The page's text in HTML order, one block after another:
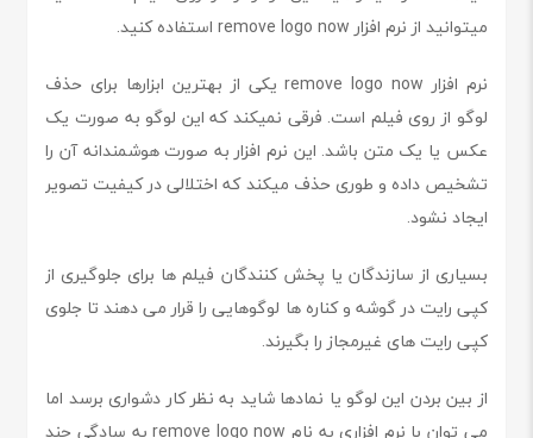
میتوانید از نرم افزار remove logo now استفاده کنید.
نرم افزار remove logo now یکی از بهترین ابزارها برای حذف
لوگو از روی فیلم است. فرقی نمیکند که این لوگو به صورت یک
عکس یا یک متن باشد. این نرم افزار به صورت هوشمندانه آن را
تشخیص داده و طوری حذف میکند که اختلالی در کیفیت تصویر
ایجاد نشود.
بسیاری از سازندگان یا پخش کنندگان فیلم ها برای جلوگیری از
کپی رایت در گوشه و کناره ها لوگوهایی را قرار می دهند تا جلوی
کپی رایت های غیرمجاز را بگیرند.
از بین بردن این لوگو یا نمادها شاید به نظر کار دشواری برسد اما
می توان با نرم افزاری به نام remove logo now به سادگی چند